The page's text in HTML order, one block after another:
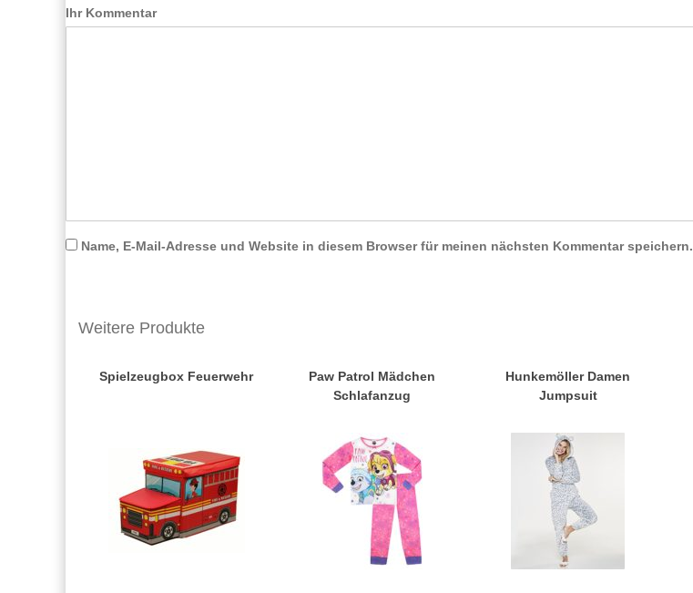
Ihr Kommentar
Name, E-Mail-Adresse und Website in diesem Browser für meinen nächsten Kommentar speichern.
Weitere Produkte
Spielzeugbox Feuerwehr
Paw Patrol Mädchen
Schlafanzug
Hunkemöller Damen
Jumpsuit